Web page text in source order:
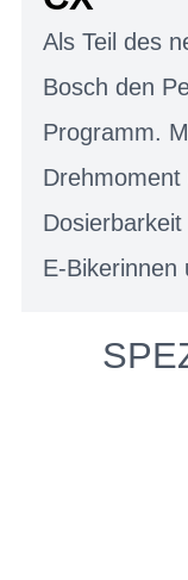
Als Teil des
Bosch den
Programm.
E-Bikerinnen